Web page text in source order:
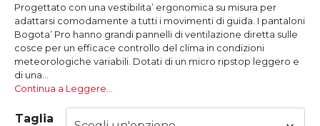
Progettato con una vestibilita’ ergonomica su misura per
adattarsi comodamente a tutti i movimenti di guida. I pantaloni
Bogota’ Pro hanno grandi pannelli di ventilazione diretta sulle
cosce per un efficace controllo del clima in condizioni
meteorologiche variabili. Dotati di un micro ripstop leggero e
di una...
Continua a Leggere…
Taglia